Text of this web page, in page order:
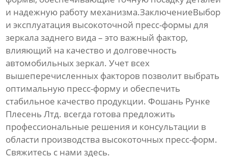
и надежную работу механизма.ЗаключениеВыбор
и эксплуатация высокоточной пресс-формы для
зеркала заднего вида – это важный фактор,
влияющий на качество и долговечность
автомобильных зеркал. Учет всех
вышеперечисленных факторов позволит выбрать
оптимальную пресс-форму и обеспечить
стабильное качество продукции. Фошань Рунке
Плесень Лтд. всегда готова предложить
профессиональные решения и консультации в
области производства высокоточных пресс-форм.
Свяжитесь с намиздесь.